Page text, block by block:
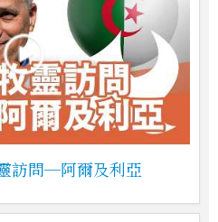
訪問─阿爾及利亞